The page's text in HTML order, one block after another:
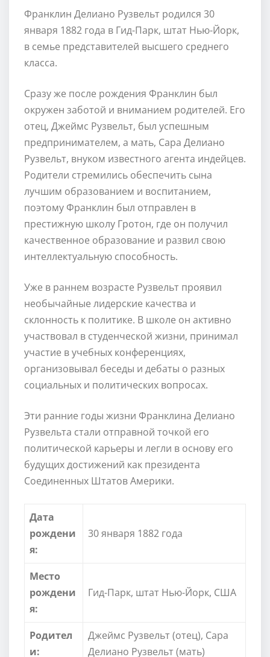
Франклин Делиано Рузвельт родился 30
января 1882 года в Гид-Парк, штат Нью-Йорк,
в семье представителей высшего среднего
класса.
Сразу же после рождения Франклин был
окружен заботой и вниманием родителей. Его
отец, Джеймс Рузвельт, был успешным
предпринимателем, а мать, Сара Делиано
Рузвельт, внуком известного агента индейцев.
Родители стремились обеспечить сына
лучшим образованием и воспитанием,
поэтому Франклин был отправлен в
престижную школу Гротон, где он получил
качественное образование и развил свою
интеллектуальную способность.
Уже в раннем возрасте Рузвельт проявил
необычайные лидерские качества и
склонность к политике. В школе он активно
участвовал в студенческой жизни, принимал
участие в учебных конференциях,
организовывал беседы и дебаты о разных
социальных и политических вопросах.
Эти ранние годы жизни Франклина Делиано
Рузвельта стали отправной точкой его
политической карьеры и легли в основу его
будущих достижений как президента
Соединенных Штатов Америки.
Дата
рождени
я:
30 января 1882 года
Место
рождени
я:
Гид-Парк, штат Нью-Йорк, США
Родител
и:
Джеймс Рузвельт (отец), Сара
Делиано Рузвельт (мать)